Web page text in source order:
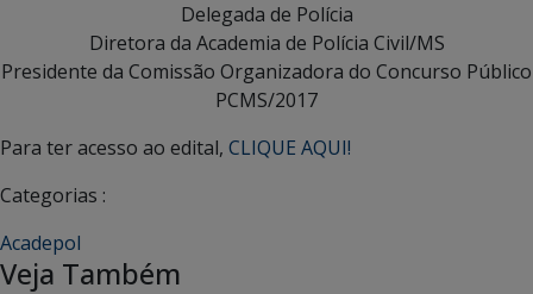
Delegada de Polícia
Diretora da Academia de Polícia Civil/MS
Presidente da Comissão Organizadora do Concurso Público
PCMS/2017
Para ter acesso ao edital, CLIQUE AQUI!
Categorias :
Acadepol
Veja Também